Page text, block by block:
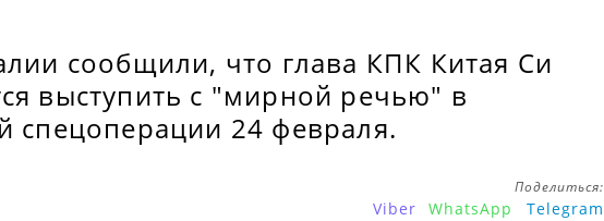
сообщили, что глава КПК Китая Си
выступить с "мирной речью" в
спецоперации 24 февраля.
Поделиться:
Viber WhatsApp Telegram